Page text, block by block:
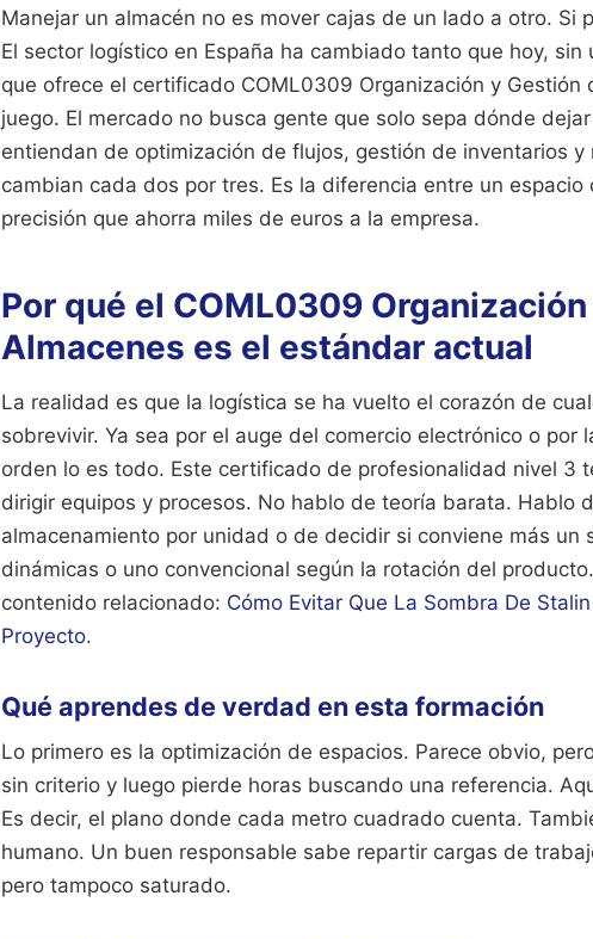
Manejar un almacén no es mover cajas de un lado a otro. Si
El sector logístico en España ha cambiado tanto que hoy,
que ofrece el certificado COML0309 Organización y Gestión
juego. El mercado no busca gente que solo sepa dónde
entiendan de optimización de flujos, gestión de inventarios
cambian cada dos por tres. Es la diferencia entre un espacio
precisión que ahorra miles de euros a la empresa.
Por qué el COML0309
Almacenes es el estándar actual
La realidad es que la logística se ha vuelto el corazón de
sobrevivir. Ya sea por el auge del comercio electrónico o por
orden lo es todo. Este certificado de profesionalidad nivel 3
dirigir equipos y procesos. No hablo de teoría barata. Hablo
almacenamiento por unidad o de decidir si conviene más un
dinámicas o uno convencional según la rotación del producto.
contenido relacionado: Cómo Evitar Que La Sombra De
Proyecto.
Qué aprendes de verdad en esta formación
Lo primero es la optimización de espacios. Parece obvio,
sin criterio y luego pierde horas buscando una referencia.
Es decir, el plano donde cada metro cuadrado cuenta.
humano. Un buen responsable sabe repartir cargas de
pero tampoco saturado.